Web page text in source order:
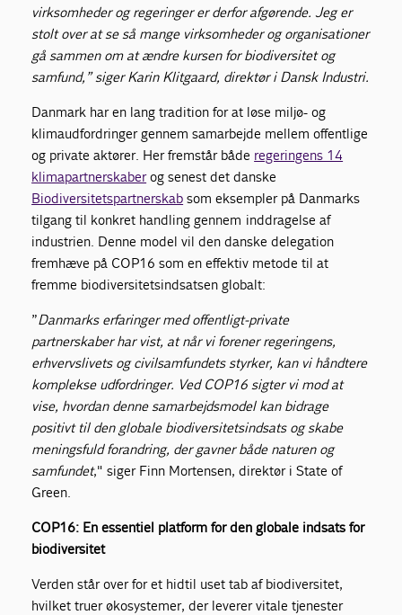
virksomheder og regeringer er derfor afgørende. Jeg er
stolt over at se så mange virksomheder og organisationer
gå sammen om at ændre kursen for biodiversitet og
samfund,” siger Karin Klitgaard, direktør i Dansk Industri.
Danmark har en lang tradition for at løse miljø- og
klimaudfordringer gennem samarbejde mellem offentlige
og private aktører. Her fremstår både regeringens 14
klimapartnerskaberog senest det danske
Biodiversitetspartnerskab som eksempler på Danmarks
tilgang til konkret handling gennem inddragelse af
industrien. Denne model vil den danske delegation
fremhæve på COP16 som en effektiv metode til at
fremme biodiversitetsindsatsen globalt:
”Danmarks erfaringer med offentligt-private
partnerskaber har vist, at når vi forener regeringens,
erhvervslivets og civilsamfundets styrker, kan vi håndtere
komplekse udfordringer. Ved COP16 sigter vi mod at
vise, hvordan denne samarbejdsmodel kan bidrage
positivt til den globale biodiversitetsindsats og skabe
meningsfuld forandring, der gavner både naturen og
samfundet," siger Finn Mortensen, direktør i State of
Green.
COP16: En essentiel platform for den globale indsats for
biodiversitet
Verden står over for et hidtil uset tab af biodiversitet,
hvilket truer økosystemer, der leverer vitale tjenester